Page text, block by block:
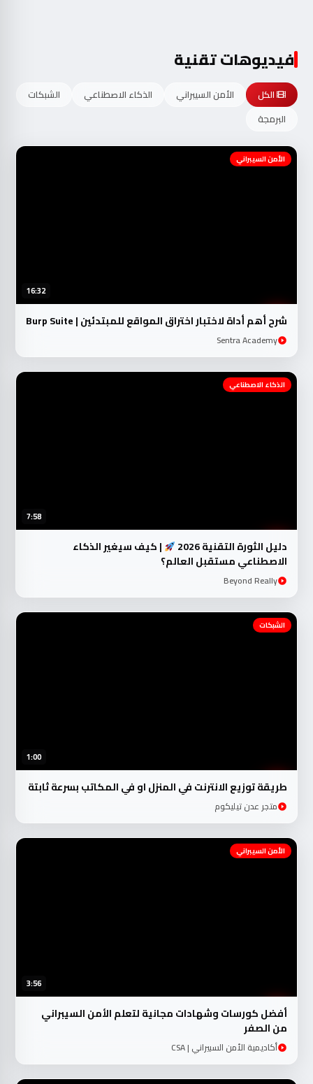
فيديوهات تقنية
الكل الأمن السيبراني الذكاء الاصطناعي
الشبكات
البرمجة
16:32
الأمن السيبراني
شرح أهم أداة لاختبار اختراق المواقع للمبتدئين | Burp Suite
Sentra Academy
7:58
الذكاء الاصطناعي
دليل الثورة التقنية 2026
| كيف سيغير الذكاء
الاصطناعي مستقبل العالم؟
Beyond Really
1:00
الشبكات
طريقة توزيع الانترنت في المنزل او في المكاتب بسرعة ثابتة
متجر عدن تيليكوم
3:56
الأمن السيبراني
أفضل كورسات وشهادات مجانية لتعلم الأمن السيبراني
من الصفر
أكاديمية الأمن السبيراني | CSA